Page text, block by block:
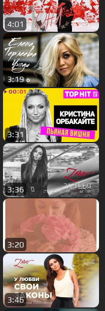
4:01
3:19
3:31
3:36
3:20
3:46